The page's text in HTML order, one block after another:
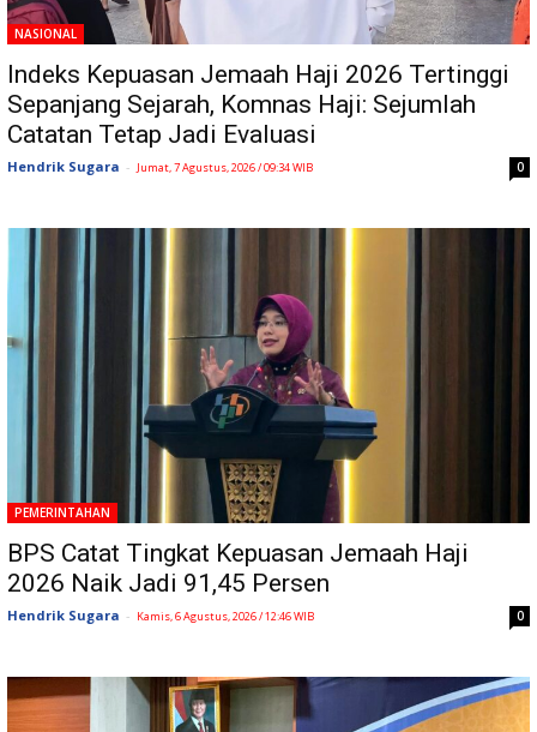
NASIONAL
Indeks Kepuasan Jemaah Haji 2026 Tertinggi
Sepanjang Sejarah, Komnas Haji: Sejumlah
Catatan Tetap Jadi Evaluasi
Hendrik Sugara - Jumat, 7 Agustus, 2026 / 09:34 WIB 0
PEMERINTAHAN
BPS Catat Tingkat Kepuasan Jemaah Haji
2026 Naik Jadi 91,45 Persen
Hendrik Sugara - Kamis, 6 Agustus, 2026 / 12:46 WIB 0